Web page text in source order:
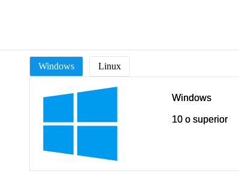
Windows Linux
Windows
10 o superior